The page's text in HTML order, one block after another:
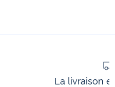
La livraison